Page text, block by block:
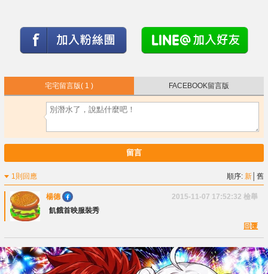
宅宅留言版( 1 ) FACEBOOK留言版
留言
1則回應 順序:新 │舊
楊德 2015-11-07 17:52:32 檢舉
飢餓首映服裝秀
回覆